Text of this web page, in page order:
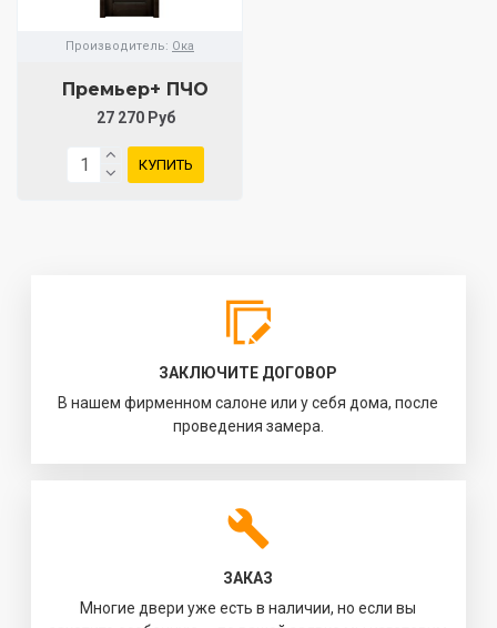
Производитель: Ока
Премьер+ ПЧО
27 270 Руб
КУПИТЬ
ЗАКЛЮЧИТЕ ДОГОВОР
В нашем фирменном салоне или у себя дома, после
проведения замера.
ЗАКАЗ
Многие двери уже есть в наличии, но если вы